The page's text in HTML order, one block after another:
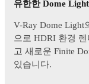
유한한 Dome
V-Ray Dome Light
으로 HDRI 환경
고 새로운 Finite
있습니다.